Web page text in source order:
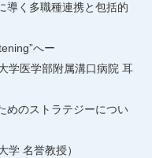
く多職種連携と包括的
へー
附属溝口病院 耳
のストラテジーについ
誉教授）